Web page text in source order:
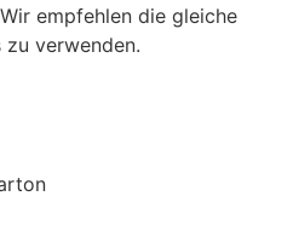
empfehlen die gleiche
verwenden.